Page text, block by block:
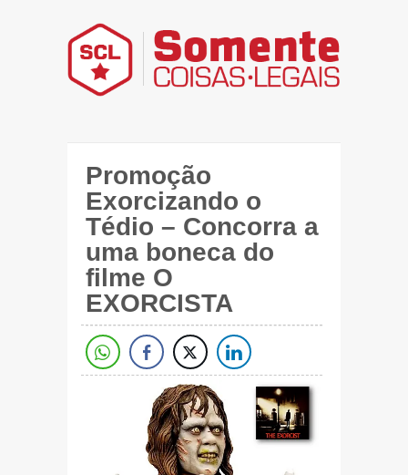
Promoção
Exorcizando o
Tédio – Concorra a
uma boneca do
filme O
EXORCISTA